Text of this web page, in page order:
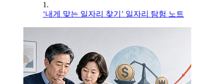
1.
‘내게 맞는 일자리 찾기’ 일자리 탐험 노트